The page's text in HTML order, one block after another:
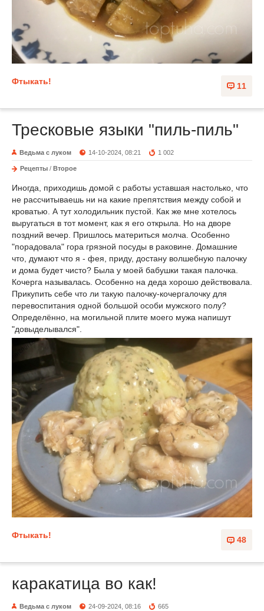
11
Фтыкать!
Тресковые языки "пиль-пиль"
Ведьма с луком 14-10-2024, 08:21 1 002
Рецепты / Второе
Иногда, приходишь домой с работы уставшая настолько, что
не рассчитываешь ни на какие препятствия между собой и
кроватью. А тут холодильник пустой. Как же мне хотелось
выругаться в тот момент, как я его открыла. Но на дворе
поздний вечер. Пришлось материться молча. Особенно
"порадовала" гора грязной посуды в раковине. Домашние
что, думают что я - фея, приду, достану волшебную палочку
и дома будет чисто? Была у моей бабушки такая палочка.
Кочерга называлась. Особенно на деда хорошо действовала.
Прикупить себе что ли такую палочку-кочергалочку для
перевоспитания одной большой особи мужского полу?
Определённо, на могильной плите моего мужа напишут
"довыделывался".
48
Фтыкать!
каракатица во как!
Ведьма с луком 24-09-2024, 08:16 665